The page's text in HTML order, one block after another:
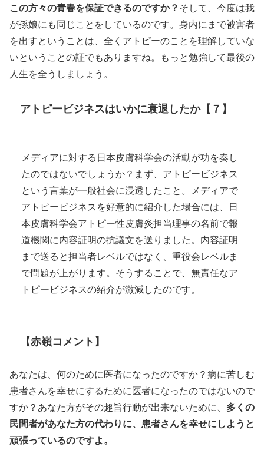
この方々の青春を保証できるのですか？そして、今度は我
が孫娘にも同じことをしているのです。身内にまで被害者
を出すということは、全くアトピーのことを理解していな
いということの証でもありますね。もっと勉強して最後の
人生を全うしましょう。
アトピービジネスはいかに衰退したか【７】
メディアに対する日本皮膚科学会の活動が功を奏し
たのではないでしょうか？まず、アトピービジネス
という言葉が一般社会に浸透したこと。メディアで
アトピービジネスを好意的に紹介した場合には、日
本皮膚科学会アトピー性皮膚炎担当理事の名前で報
道機関に内容証明の抗議文を送りました。内容証明
まで送ると担当者レベルではなく、重役会レベルま
で問題が上がります。そうすることで、無責任なア
トピービジネスの紹介が激減したのです。
【赤嶺コメント】
あなたは、何のために医者になったのですか？病に苦しむ
患者さんを幸せにするために医者になったのではないので
すか？あなた方がその趣旨行動が出来ないために、 多くの
民間者があなた方の代わりに、患者さんを幸せにしようと
頑張っているのですよ。